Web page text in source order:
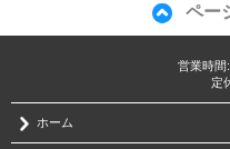
ペー
営業時間
定
ホーム